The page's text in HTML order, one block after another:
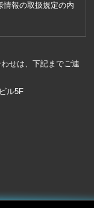
情報の取扱規定の内
せは、下記までご連
ル5F